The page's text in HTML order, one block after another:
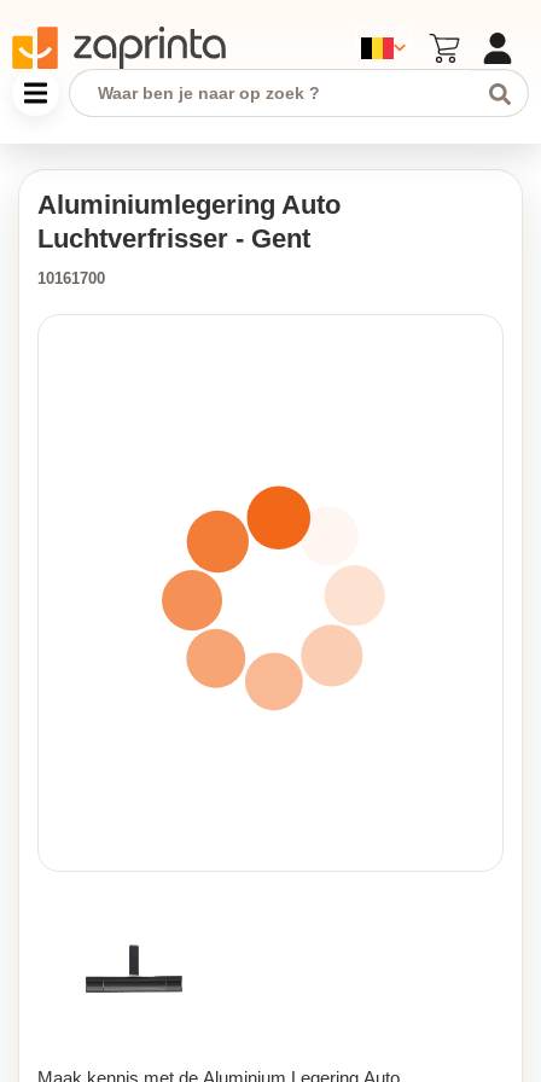
Aluminiumlegering Auto
Luchtverfrisser - Gent
10161700
Maak kennis met de Aluminium Legering Auto